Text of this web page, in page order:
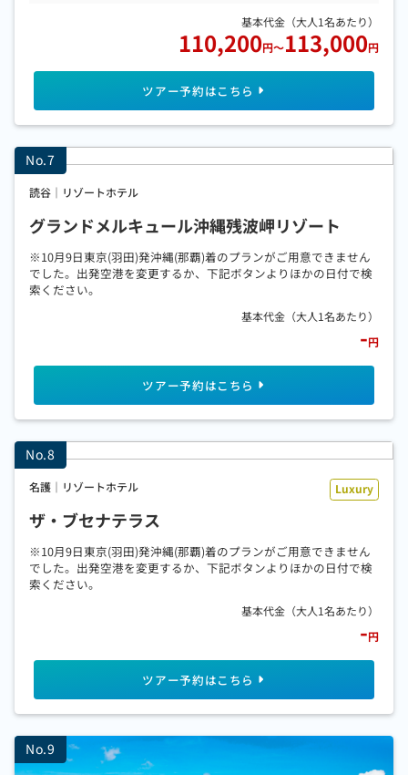
110,200円～113,000円
読谷｜リゾートホテル
グランドメルキュール沖縄残波岬リゾート
-円
※10月9日東京(羽田)発沖縄(那覇)着のプランがご用意できません
でした。出発空港を変更するか、下記ボタンよりほかの日付で検
索ください。
名護｜リゾートホテル
ザ・ブセナテラス
-円
※10月9日東京(羽田)発沖縄(那覇)着のプランがご用意できません
でした。出発空港を変更するか、下記ボタンよりほかの日付で検
索ください。